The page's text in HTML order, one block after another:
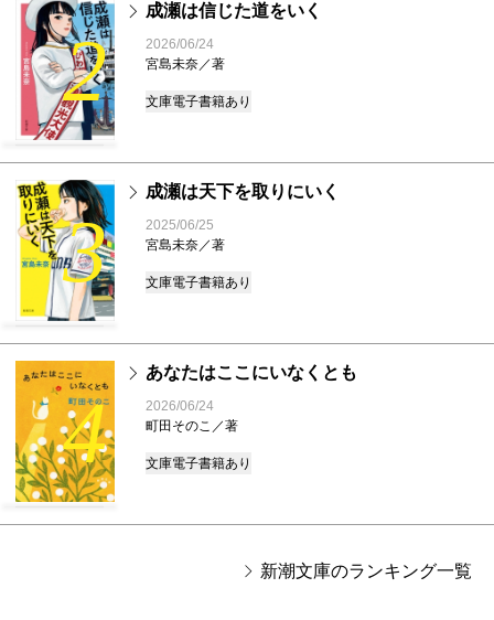
2
成瀬は信じた道をいく
2026/06/24
宮島未奈／著
文庫電子書籍あり
3
成瀬は天下を取りにいく
2025/06/25
宮島未奈／著
文庫電子書籍あり
4
あなたはここにいなくとも
2026/06/24
町田そのこ／著
文庫電子書籍あり
新潮文庫のランキング一覧